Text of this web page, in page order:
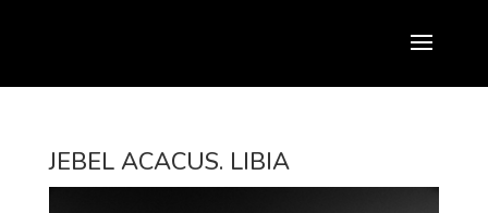
JEBEL ACACUS. LIBIA